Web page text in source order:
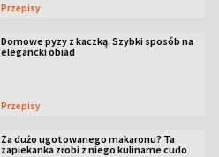
Przepisy
Domowe pyzy z kaczką. Szybki sposób na
elegancki obiad
Przepisy
Za dużo ugotowanego makaronu? Ta
zapiekanka zrobi z niego kulinarne cudo